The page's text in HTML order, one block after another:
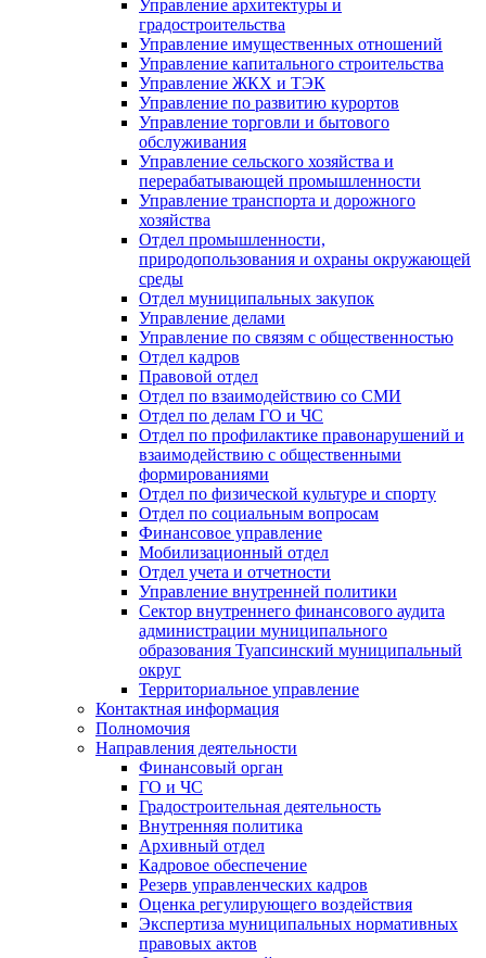
Управление архитектуры и
градостроительства
Управление имущественных отношений
Управление капитального строительства
Управление ЖКХ и ТЭК
Управление по развитию курортов
Управление торговли и бытового
обслуживания
Управление сельского хозяйства и
перерабатывающей промышленности
Управление транспорта и дорожного
хозяйства
Отдел промышленности,
природопользования и охраны окружающей
среды
Отдел муниципальных закупок
Управление делами
Управление по связям с общественностью
Отдел кадров
Правовой отдел
Отдел по взаимодействию со СМИ
Отдел по делам ГО и ЧС
Отдел по профилактике правонарушений и
взаимодействию с общественными
формированиями
Отдел по физической культуре и спорту
Отдел по социальным вопросам
Финансовое управление
Мобилизационный отдел
Отдел учета и отчетности
Управление внутренней политики
Сектор внутреннего финансового аудита
администрации муниципального
образования Туапсинский муниципальный
округ
Территориальное управление
Контактная информация
Полномочия
Направления деятельности
Финансовый орган
ГО и ЧС
Градостроительная деятельность
Внутренняя политика
Архивный отдел
Кадровое обеспечение
Резерв управленческих кадров
Оценка регулирующего воздействия
Экспертиза муниципальных нормативных
правовых актов